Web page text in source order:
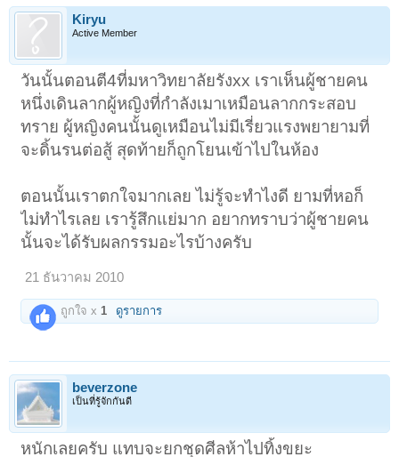
Kiryu
Active Member
วันนั้นตอนตี4ที่มหาวิทยาลัยรังxx เราเห็นผู้ชายคน
หนึ่งเดินลากผู้หญิงที่กำลังเมาเหมือนลากกระสอบ
ทราย ผู้หญิงคนนั้นดูเหมือนไม่มีเรี่ยวแรงพยายามที่
จะดิ้นรนต่อสู้ สุดท้ายก็ถูกโยนเข้าไปในห้อง
ตอนนั้นเราตกใจมากเลย ไม่รู้จะทำไงดี ยามที่หอก็
ไม่ทำไรเลย เรารู้สึกแย่มาก อยากทราบว่าผู้ชายคน
นั้นจะได้รับผลกรรมอะไรบ้างครับ
21 ธันวาคม 2010
ถูกใจ x1 ดูรายการ
beverzone
เป็นที่รู้จักกันดี
หนักเลยครับ แทบจะยกชุดศีลห้าไปทิ้งขยะ